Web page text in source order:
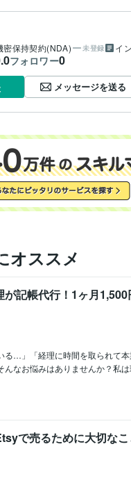
密保持契約(NDA) 未登録 イ
フォロワー0
メッセージを送る
オススメ
が記帳代行！1ヶ月
る…」「経理に時間を取られて
なお悩みはありませんか？私
で売るために大切なこ